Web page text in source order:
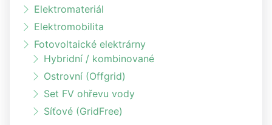
Elektromateriál
Elektromobilita
Fotovoltaické elektrárny
Hybridní / kombinované
Ostrovní (Offgrid)
Set FV ohřevu vody
Síťové (GridFree)